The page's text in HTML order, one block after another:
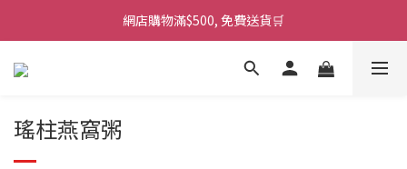
網店購物滿$500, 免費送貨🛒
瑤柱燕窩粥